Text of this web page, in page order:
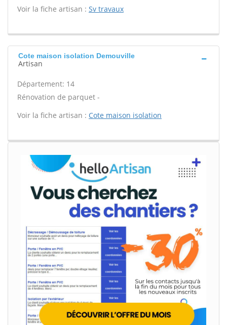
Voir la fiche artisan : Sv travaux
Cote maison isolation Demouville
Artisan
Département: 14
Rénovation de parquet -
Voir la fiche artisan : Cote maison isolation